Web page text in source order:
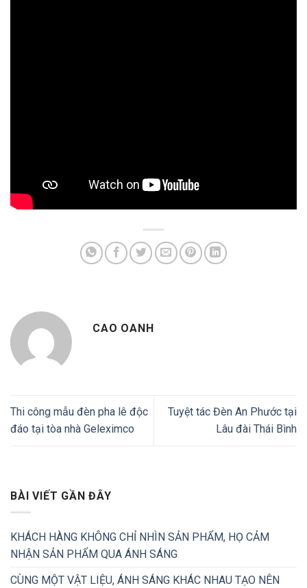
CAO OANH
Thi công mẫu đèn pha lê độc
đáo tại tòa nhà Geleximco
Tuyệt tác Đèn An Phước tại
Lâu đài Thái Bình
BÀI VIẾT GẦN ĐÂY
KHÁCH HÀNG KHÔNG CHỈ NHÌN SẢN PHẨM, HỌ CẢM
NHẬN SẢN PHẨM QUA ÁNH SÁNG
CÙNG MỘT VẬT LIỆU, ÁNH SÁNG KHÁC NHAU TẠO NÊN